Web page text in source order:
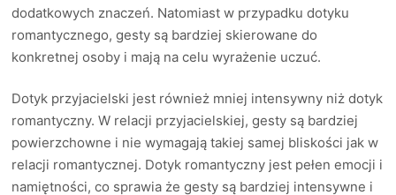
dodatkowych znaczeń. Natomiast w przypadku dotyku
romantycznego, gesty są bardziej skierowane do
konkretnej osoby i mają na celu wyrażenie uczuć.
Dotyk przyjacielski jest również mniej intensywny niż dotyk
romantyczny. W relacji przyjacielskiej, gesty są bardziej
powierzchowne i nie wymagają takiej samej bliskości jak w
relacji romantycznej. Dotyk romantyczny jest pełen emocji i
namiętności, co sprawia że gesty są bardziej intensywne i